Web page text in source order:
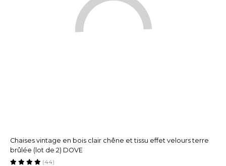
Chaises vintage en bois clair chêne et tissu effet velours terre
brûlée (lot de 2) DOVE
(44)